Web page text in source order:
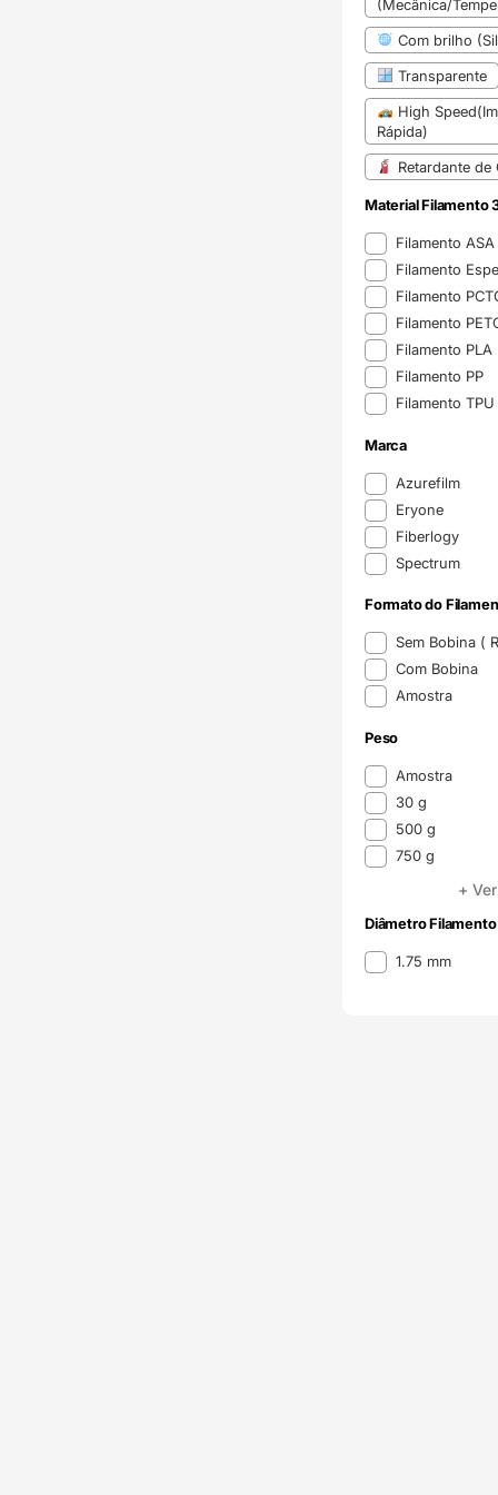
(Mecânica/
Com brilho
Transparente
High
Rápida)
Retardante de
Material Filamento
Material Filamento
Filamento ASA
Filamento
Filamento
Filamento
Filamento PLA
Filamento PP
Filamento TPU
Marca
MarcaAzurefilm
Eryone
Fiberlogy
Spectrum
Formato do
Formato do
Sem Bobina (
Com Bobina
Amostra
Peso
Peso Amostra
30 g
500 g
750 g
+
Diâmetro Filamento
Diâmetro Filamento
1.75 mm